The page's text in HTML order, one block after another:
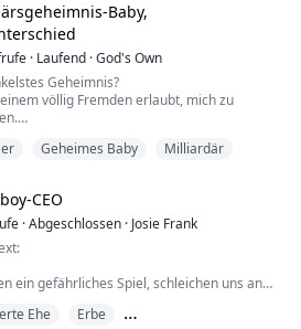
Überraschung jedoch dreht Micah nach der
durch und su...
Baby,
· Laufend ·God's Own
Geheimnis?
völlig Fremden erlaubt, mich zu
Und sein Kind.
mit einem Flug und einem unglaublich
älteren Mann.
mit der erotischsten Nacht meines Lebens.
erster Geschmack von Unte...
Geheimes Baby Milliardär
CEO
·Abgeschlossen · Josie Frank
ein gefährliches Spiel, schleichen uns an
Ich glaube, das ist ein Teil des Nervenkitzels.
Ehe
Erbe